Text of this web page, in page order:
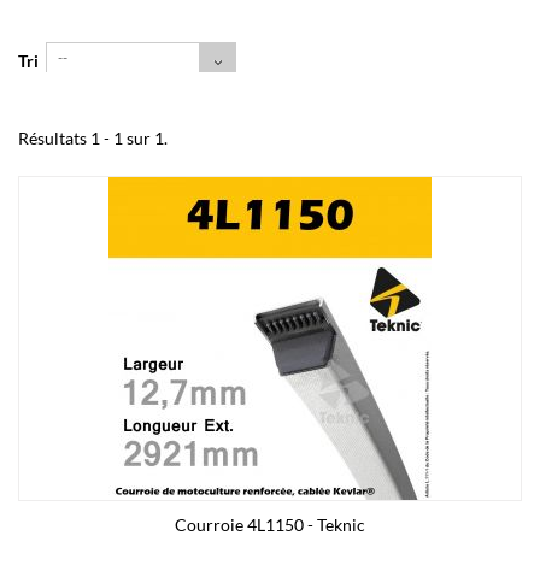
Tri --
Résultats 1 - 1 sur 1.
Courroie 4L1150 - Teknic